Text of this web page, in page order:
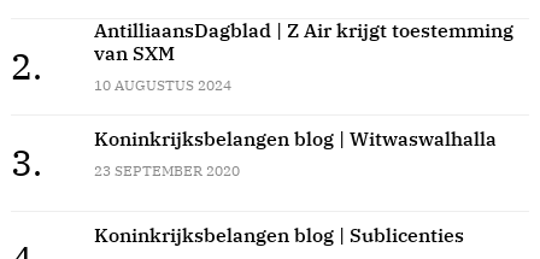
2.
AntilliaansDagblad | Z Air krijgt toestemming
van SXM
10 AUGUSTUS 2024
3.
Koninkrijksbelangen blog | Witwaswalhalla
23 SEPTEMBER 2020
Koninkrijksbelangen blog | Sublicenties